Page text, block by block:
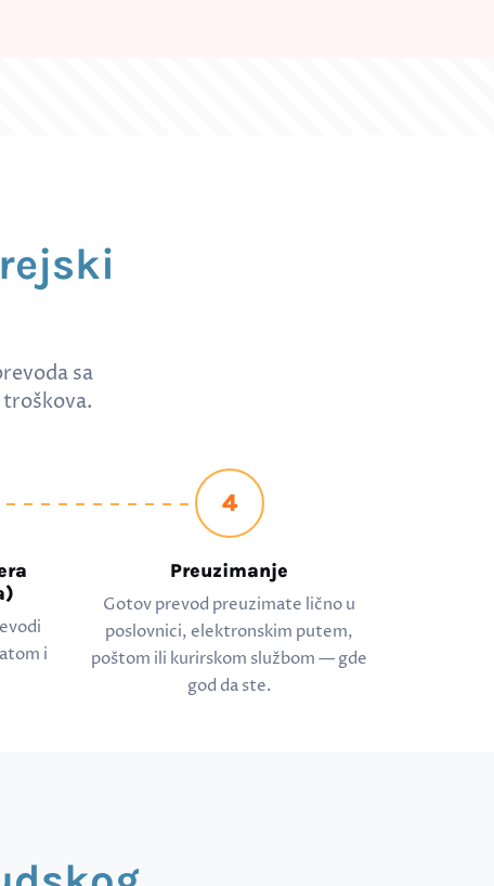
sa
i
4
Preuzimanje
Gotov prevod preuzimate lično u
poslovnici, elektronskim putem,
poštom ili kurirskom službom — gde
god da ste.